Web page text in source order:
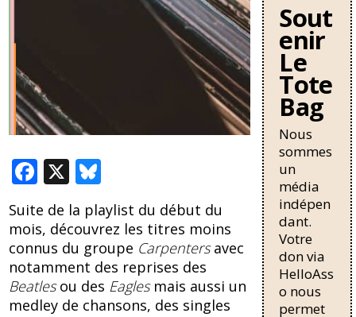
F
ac
e
b
o
o
X
u
e
sk
y
Suite de la playlist du début du
mois, découvrez les titres moins
connus du groupe Carpentersavec
notamment des reprises des
Beatlesou des Eaglesmais aussi un
medley de chansons, des singles
travailleurs
sans-
papiers en
France se
durcit avec
une
nouvelle
circulaire
de Bruno
Retailleau
qui
pourrait
allonger la
durée de
résidence
nécessaire
pour une
régularisati
on,
Sout
enir
Le
Tote
Bag
Nous
sommes
un
média
indépen
dant.
Votre
don via
HelloAss
o nous
permet